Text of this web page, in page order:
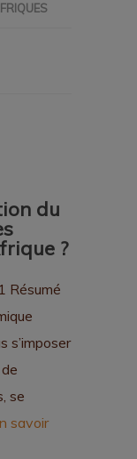
du
?
Résumé
s’imposer
se
savoir